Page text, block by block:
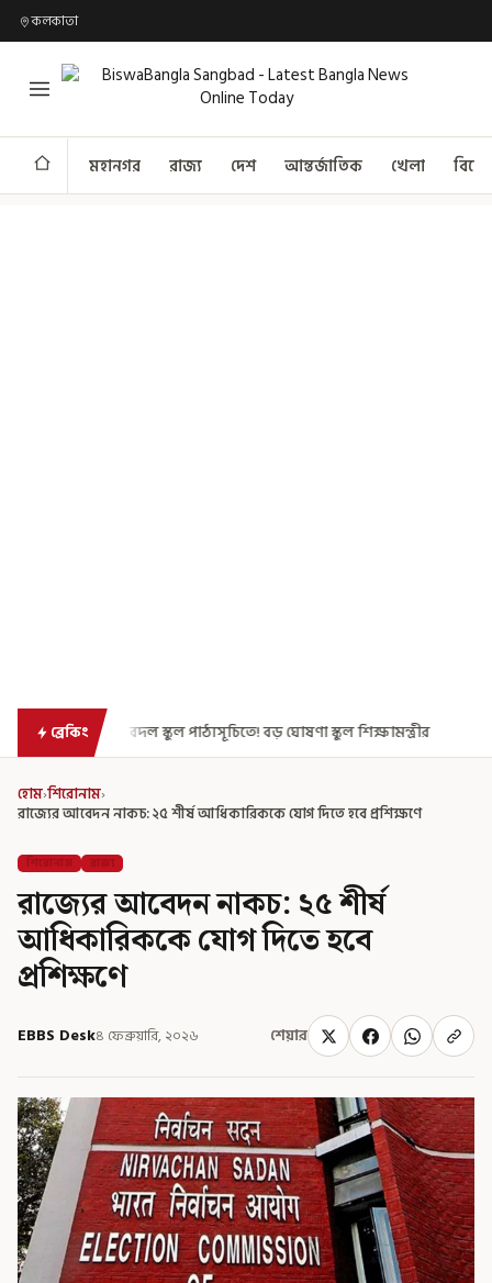
কলকাতা
মহানগর রাজ্য দেশ আন্তর্জাতিক খেলা
ব্রেকিং
বড় ঘোষণা স্কুল শিক্ষামন্ত্রীর মুখ্যমন্ত্রীর মাস্টারস্ট্রোক!
হোম›শিরোনাম›
রাজ্যের আবেদন নাকচ: ২৫ শীর্ষ আধিকারিককে যোগ দিতে হবে প্রশিক্ষণে
শিরোনাম রাজ্য
রাজ্যের আবেদন নাকচ: ২৫ শীর্ষ
আধিকারিককে যোগ দিতে হবে
প্রশিক্ষণে
EBBS Desk৪ ফেব্রুয়ারি, ২০২৬ শেয়ার